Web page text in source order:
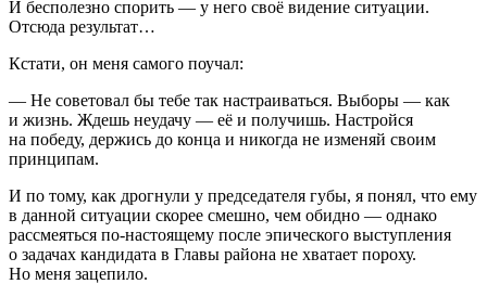
И бесполезно спорить — у него своё видение ситуации.
Отсюда результат…
Кстати, он меня самого поучал:
— Не советовал бы тебе так настраиваться. Выборы — как
и жизнь. Ждешь неудачу — её и получишь. Настройся
на победу, держись до конца и никогда не изменяй своим
принципам.
И по тому, как дрогнули у председателя губы, я понял, что ему
в данной ситуации скорее смешно, чем обидно — однако
рассмеяться по-настоящему после эпического выступления
о задачах кандидата в Главы района не хватает пороху.
Но меня зацепило.